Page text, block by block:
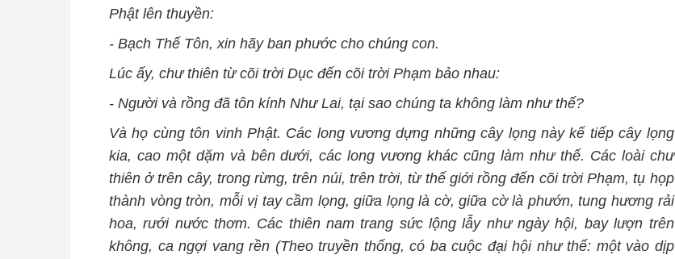
Phật lên thuyền:
- Bạch Thế Tôn, xin hãy ban phước cho chúng con.
Lúc ấy, chư thiên từ cõi trời Dục đến cõi trời Phạm bảo nhau:
- Người và rồng đã tôn kính Như Lai, tại sao chúng ta không làm như thế?
Và họ cùng tôn vinh Phật. Các long vương dựng những cây lọng này kế tiếp cây lọng
kia, cao một dặm và bên dưới, các long vương khác cũng làm như thế. Các loài chư
thiên ở trên cây, trong rừng, trên núi, trên trời, từ thế giới rồng đến cõi trời Phạm, tụ họp
thành vòng tròn, mỗi vị tay cầm lọng, giữa lọng là cờ, giữa cờ là phướn, tung hương rải
hoa, rưới nước thơm. Các thiên nam trang sức lộng lẫy như ngày hội, bay lượn trên
không, ca ngợi vang rền (Theo truyền thống, có ba cuộc đại hội như thế: một vào dịp